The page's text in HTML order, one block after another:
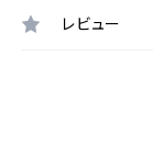
レビュー